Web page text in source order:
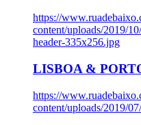
https://
content/uploads/2019/
header-335x256.jpg
LISBOA &
https://
content/uploads/2019/